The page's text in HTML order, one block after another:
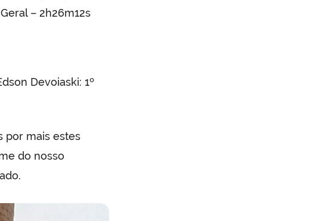
– 2h26m12s
Devoiaski: 1º
por mais estes
do nosso